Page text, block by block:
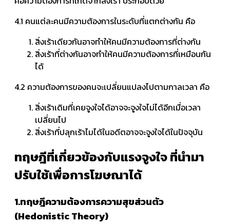
4.1 คนแต่ละคนมีความต้องการในระดับที่แตกต่างกัน คือ
สิ่งเร้าเดียวกันอาจทำให้คนมีความต้องการที่ต่างกัน
สิ่งเร้าที่ต่างกันอาจทำให้คนมีความต้องการที่เหมือนกัน
ได้
4.2 ความต้องการของคนจะเปลี่ยนแปลงไปตามกาลเวลา คือ
สิ่งเร้าเดิมที่เคยจูงใจได้อาจจะจูงใจไม่ได้อีกเมื่อเวลา
เปลี่ยนไป
สิ่งเร้าที่ปลุกเร้าไมได้ในอดีตอาจจะจูงใจได้ในปัจจุบัน
ทฤษฎีที่เกี่ยวข้องกับแรงจูงใจ ที่นำมา
ปรับใช้เพื่อการโฆษณาได้
1.ทฤษฎีความต้องการความสุขส่วนตัว
(Hedonistic Theory)